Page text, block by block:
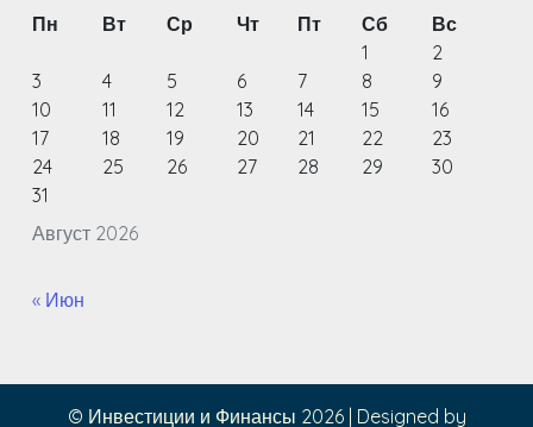
Август 2026
Пн Вт Ср Чт Пт Сб
Вс
1
2
3
4 5 6 7 8
9
10
11 12 13 14 15
16
17
18 19 20 21 22
23
24
25 26 27 28 29
30
31
« Июн
© Инвестиции и Финансы 2026 | Designed by